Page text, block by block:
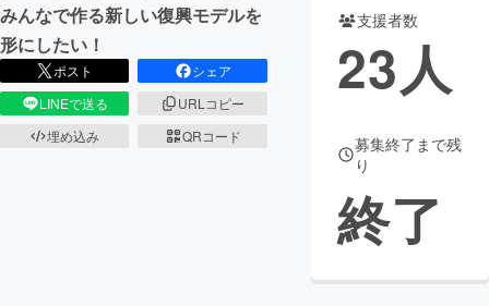
みんなで作る新しい復興モデルを
形にしたい！
ポスト
シェア
LINEで送る
URLコピー
埋め込み
QRコード
支援者数
23人
募集終了まで残
り
終了